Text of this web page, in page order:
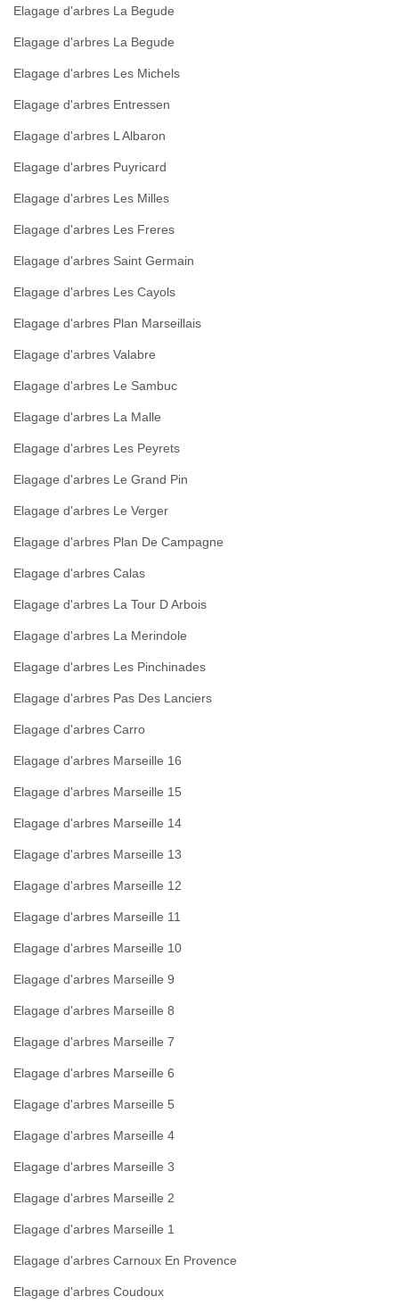
Elagage d'arbres La Begude
Elagage d'arbres La Begude
Elagage d'arbres Les Michels
Elagage d'arbres Entressen
Elagage d'arbres L Albaron
Elagage d'arbres Puyricard
Elagage d'arbres Les Milles
Elagage d'arbres Les Freres
Elagage d'arbres Saint Germain
Elagage d'arbres Les Cayols
Elagage d'arbres Plan Marseillais
Elagage d'arbres Valabre
Elagage d'arbres Le Sambuc
Elagage d'arbres La Malle
Elagage d'arbres Les Peyrets
Elagage d'arbres Le Grand Pin
Elagage d'arbres Le Verger
Elagage d'arbres Plan De Campagne
Elagage d'arbres Calas
Elagage d'arbres La Tour D Arbois
Elagage d'arbres La Merindole
Elagage d'arbres Les Pinchinades
Elagage d'arbres Pas Des Lanciers
Elagage d'arbres Carro
Elagage d'arbres Marseille 16
Elagage d'arbres Marseille 15
Elagage d'arbres Marseille 14
Elagage d'arbres Marseille 13
Elagage d'arbres Marseille 12
Elagage d'arbres Marseille 11
Elagage d'arbres Marseille 10
Elagage d'arbres Marseille 9
Elagage d'arbres Marseille 8
Elagage d'arbres Marseille 7
Elagage d'arbres Marseille 6
Elagage d'arbres Marseille 5
Elagage d'arbres Marseille 4
Elagage d'arbres Marseille 3
Elagage d'arbres Marseille 2
Elagage d'arbres Marseille 1
Elagage d'arbres Carnoux En Provence
Elagage d'arbres Coudoux